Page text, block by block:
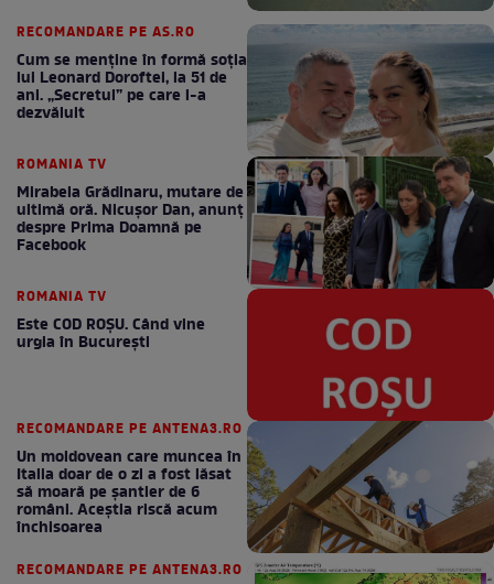
RECOMANDARE PE AS.RO
Cum se menţine în formă soţia
lui Leonard Doroftei, la 51 de
ani. „Secretul” pe care l-a
dezvăluit
ROMANIA TV
Mirabela Grădinaru, mutare de
ultimă oră. Nicuşor Dan, anunţ
despre Prima Doamnă pe
Facebook
ROMANIA TV
Este COD ROŞU. Când vine
urgia în Bucureşti
RECOMANDARE PE ANTENA3.RO
Un moldovean care muncea în
Italia doar de o zi a fost lăsat
să moară pe şantier de 6
români. Aceștia riscă acum
închisoarea
RECOMANDARE PE ANTENA3.RO